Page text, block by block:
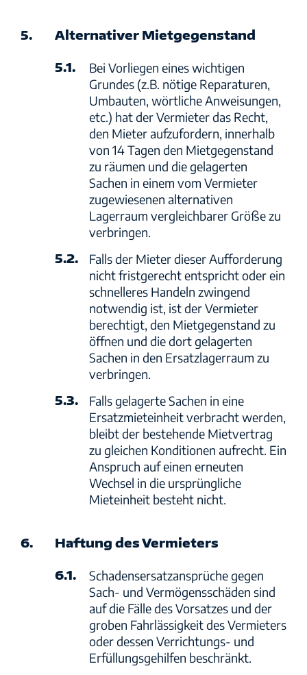
5. Alternativer Mietgegenstand
5.1.
Bei Vorliegen eines wichtigen
Grundes (z.B. nötige Reparaturen,
Umbauten, wörtliche Anweisungen,
etc.) hat der Vermieter das Recht,
den Mieter aufzufordern, innerhalb
von 14 Tagen den Mietgegenstand
zu räumen und die gelagerten
Sachen in einem vom Vermieter
zugewiesenen alternativen
Lagerraum vergleichbarer Größe zu
verbringen.
5.2.
Falls der Mieter dieser Aufforderung
nicht fristgerecht entspricht oder ein
schnelleres Handeln zwingend
notwendig ist, ist der Vermieter
berechtigt, den Mietgegenstand zu
öffnen und die dort gelagerten
Sachen in den Ersatzlagerraum zu
verbringen.
5.3.
Falls gelagerte Sachen in eine
Ersatzmieteinheit verbracht werden,
bleibt der bestehende Mietvertrag
zu gleichen Konditionen aufrecht. Ein
Anspruch auf einen erneuten
Wechsel in die ursprüngliche
Mieteinheit besteht nicht.
6. Haftung des Vermieters
6.1.
Schadensersatzansprüche gegen
Sach- und Vermögensschäden sind
auf die Fälle des Vorsatzes und der
groben Fahrlässigkeit des Vermieters
oder dessen Verrichtungs- und
Erfüllungsgehilfen beschränkt.